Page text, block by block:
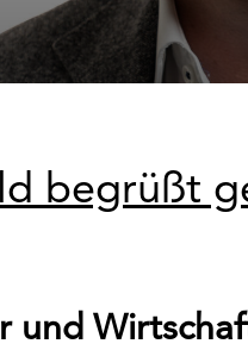
begrüßt
und